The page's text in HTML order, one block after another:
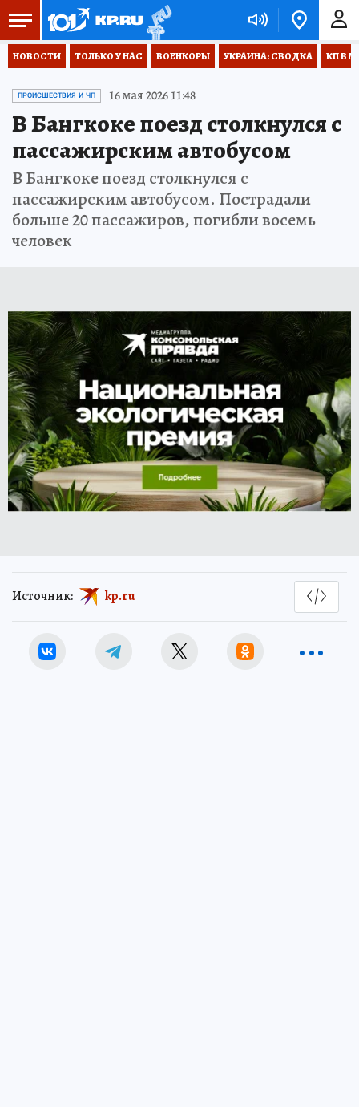
НОВОСТИ ТОЛЬКО У НАС ВОЕНКОРЫ УКРАИНА: СВОДКА КП В
ПРОИСШЕСТВИЯ И ЧП 16 мая 2026 11:48
В Бангкоке поезд столкнулся с
пассажирским автобусом
В Бангкоке поезд столкнулся с
пассажирским автобусом. Пострадали
больше 20 пассажиров, погибли восемь
человек
Источник: kp.ru